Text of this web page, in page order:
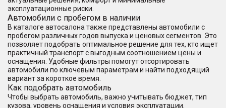
эксплуатационные риски.
Автомобили с пробегом в наличии
В каталоге автосалона также представлены автомобили с
пробегом различных годов выпуска и ценовых сегментов. Это
позволяет подобрать оптимальное решение для тех, кто ищет
практичный транспорт с выгодным соотношением цены и
оснащения. Удобные фильтры помогут отсортировать
автомобили по ключевым параметрам и найти подходящий
вариант за короткое время.
Как подобрать автомобиль
Чтобы выбрать автомобиль, важно учитывать бюджет, тип
кузова, уровень оснащения и условия эксплуатации.